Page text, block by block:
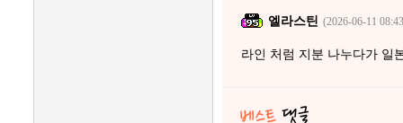
엘라스틴 (2026-06-11
라인 처럼 지분 나누다가 일